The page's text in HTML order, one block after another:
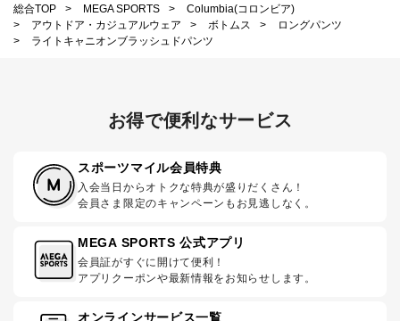
総合TOP
> MEGA SPORTS >
Columbia(コロンビア)
>
アウトドア・カジュアルウェア > ボトムス >
ロングパンツ
>
ライトキャニオンブラッシュドパンツ
お得で便利なサービス
スポーツマイル会員特典
入会当日からオトクな特典が盛りだくさん！
会員さま限定のキャンペーンもお見逃しなく。
MEGA SPORTS 公式アプリ
会員証がすぐに開けて便利！
アプリクーポンや最新情報をお知らせします。
オンラインサービス一覧